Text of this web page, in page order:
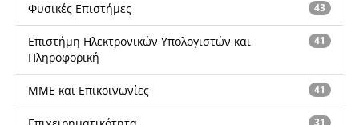
43
Φυσικές Επιστήμες
41
Επιστήμη Ηλεκτρονικών Υπολογιστών και
Πληροφορική
41
ΜΜΕ και Επικοινωνίες